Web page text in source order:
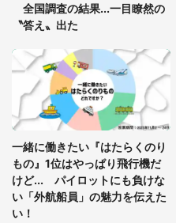
全国調査の結果...一目瞭然の
〝答え〟出た
一緒に働きたい『はたらくのり
もの』1位はやっぱり飛行機だ
けど... パイロットにも負けな
い「外航船員」の魅力を伝えた
い！